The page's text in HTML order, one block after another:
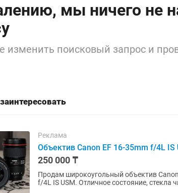
мы ничего не
изменить поисковый запрос и
Реклама
Объектив Canon EF 16-35mm f/4L IS
250 000 ₸
Продам широкоугольный объектив
f/4L IS USM. Отличное состояние, стекла